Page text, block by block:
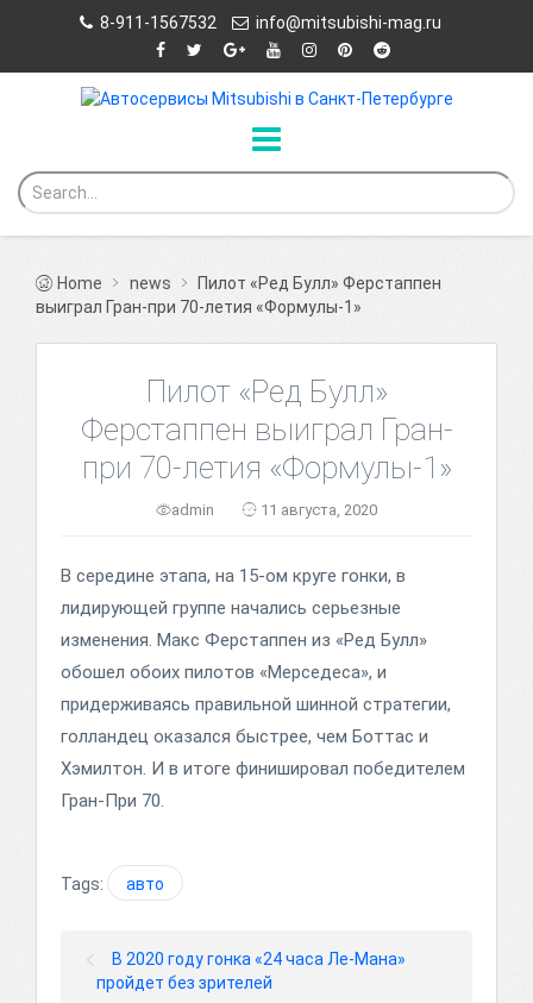
8-911-1567532 info@mitsubishi-mag.ru
Home news
Пилот «Ред Булл» Ферстаппен
выиграл Гран-при 70-летия «Формулы-1»
Пилот «Ред Булл»
Ферстаппен выиграл Гран-
при 70-летия «Формулы-1»
admin 11 августа, 2020
В середине этапа, на 15-ом круге гонки, в
лидирующей группе начались серьезные
изменения. Макс Ферстаппен из «Ред Булл»
обошел обоих пилотов «Мерседеса», и
придерживаясь правильной шинной стратегии,
голландец оказался быстрее, чем Боттас и
Хэмилтон. И в итоге финишировал победителем
Гран-При 70.
Tags: авто
В 2020 году гонка «24 часа Ле-Мана»
пройдет без зрителей